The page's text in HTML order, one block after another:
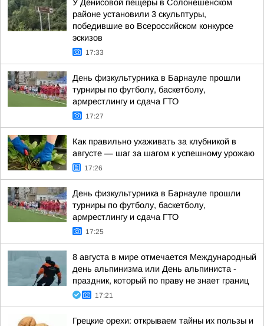
У Денисовой пещеры в Солонешенском
районе установили 3 скульптуры,
победившие во Всероссийском конкурсе
эскизов
17:33
День физкультурника в Барнауле прошли
турниры по футболу, баскетболу,
армрестлингу и сдача ГТО
17:27
Как правильно ухаживать за клубникой в
августе — шаг за шагом к успешному урожаю
17:26
День физкультурника в Барнауле прошли
турниры по футболу, баскетболу,
армрестлингу и сдача ГТО
17:25
8 августа в мире отмечается Международный
день альпинизма или День альпиниста -
праздник, который по праву не знает границ
17:21
Грецкие орехи: открываем тайны их пользы и